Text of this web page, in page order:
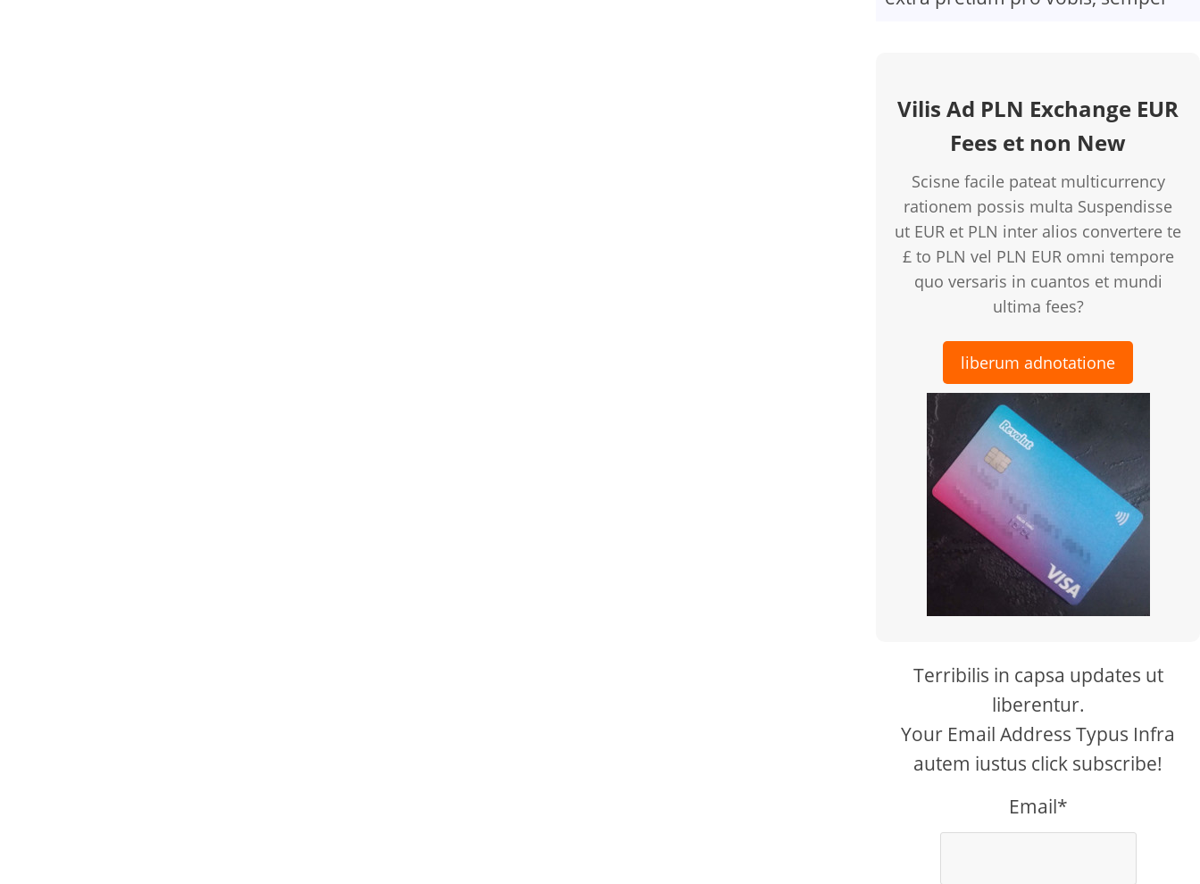
Vilis Ad PLN Exchange EUR
Fees et non New
Scisne facile pateat multicurrency
rationem possis multa Suspendisse
ut EUR et PLN inter alios convertere te
£ to PLN vel PLN EUR omni tempore
quo versaris in cuantos et mundi
ultima fees?
liberum adnotatione
Terribilis in capsa updates ut
liberentur.
Your Email Address Typus Infra
autem iustus click subscribe!
Email*